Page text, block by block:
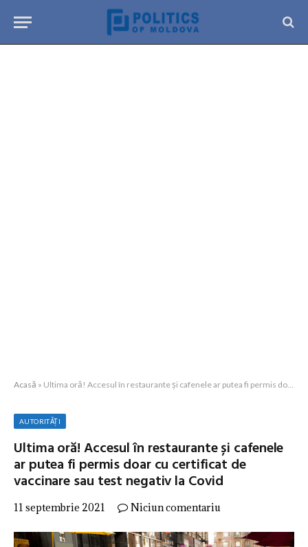
Acasă » Ultima oră! Accesul în restaurante și cafenele ar putea fi permis doar cu certificat de vaccinare sau test negativ la Covid
AUTORITĂȚI
Ultima oră! Accesul în restaurante și cafenele
ar putea fi permis doar cu certificat de
vaccinare sau test negativ la Covid
11 septembrie 2021 Niciun comentariu